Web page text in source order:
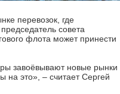
перевозок, где
совета
флота может принести
завоёвывают новые рынки
это», – считает Сергей